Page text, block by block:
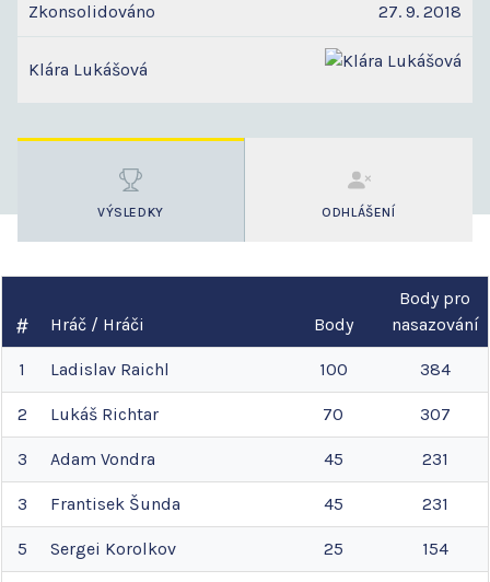
Zkonsolidováno 27. 9. 2018
Klára Lukášová
VÝSLEDKY ODHLÁŠENÍ
Hráč / Hráči Body
Body pro
nasazování
1 Ladislav Raichl 100 384
2 Lukáš Richtar 70 307
3 Adam Vondra 45 231
3 Frantisek Šunda 45 231
5 Sergei Korolkov 25 154